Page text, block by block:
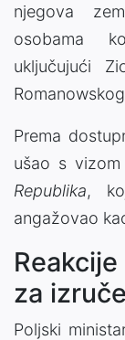
njegova
osobama
uključujući
Prema
ušao s
Republika,
angažovao
za
Poljski